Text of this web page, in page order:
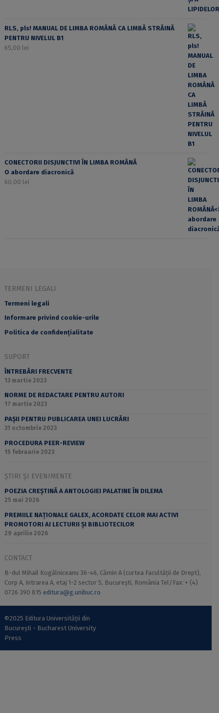
RLS, pls! MANUAL DE LIMBA ROMÂNĂ CA LIMBĂ STRĂINĂ
PENTRU NIVELUL B1
65,00 lei
CONECTORII DISJUNCTIVI ÎN LIMBA ROMÂNĂ
O abordare diacronică
60,00 lei
TERMENI LEGALI
Termeni legali
Informare privind cookie-urile
Politica de confidențialitate
SUPORT
ÎNTREBĂRI FRECVENTE
13 martie 2023
NORME DE REDACTARE PENTRU AUTORI
17 martie 2023
PAȘII PENTRU PUBLICAREA UNEI LUCRĂRI
31 octombrie 2023
PROCEDURA PEER-REVIEW
15 februarie 2023
ȘTIRI ȘI EVENIMENTE
POEZIA CREȘTINĂ A ANTOLOGIEI PALATINE ÎN DILEMA
25 mai 2026
PREMIILE NAȚIONALE GALEX, ACORDATE CELOR MAI ACTIVI
PROMOTORI AI LECTURII ȘI BIBLIOTECILOR
29 aprilie 2026
CONTACT
B-dul Mihail Kogălniceanu 36-46, Cămin A (curtea Facultății de Drept),
Corp A, Intrarea A, etaj 1-2 sector 5, București, România Tel/Fax: + (4)
0726 390 815 editura@g.unibuc.ro
©2025 Editura Universității din
București - Bucharest University
Press